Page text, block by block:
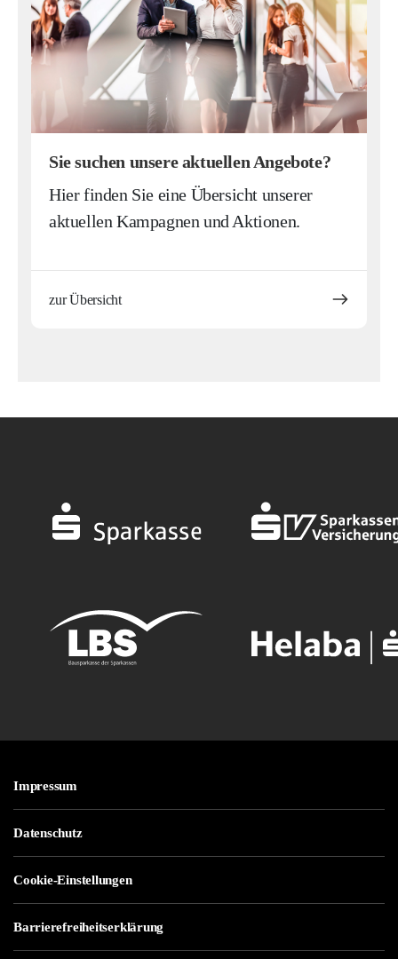
Sie suchen unsere aktuellen Angebote?
Hier finden Sie eine Übersicht unserer
aktuellen Kampagnen und Aktionen.
zur Übersicht
Impressum
Datenschutz
Cookie-Einstellungen
Barrierefreiheitserklärung